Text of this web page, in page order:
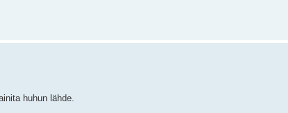
huhun lähde.